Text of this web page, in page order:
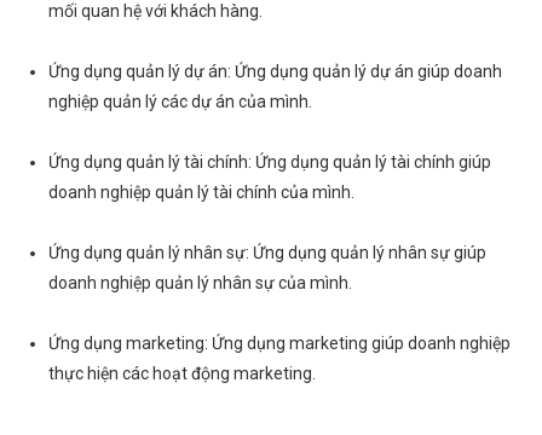
mối quan hệ với khách hàng.
Ứng dụng quản lý dự án: Ứng dụng quản lý dự án giúp doanh
nghiệp quản lý các dự án của mình.
Ứng dụng quản lý tài chính: Ứng dụng quản lý tài chính giúp
doanh nghiệp quản lý tài chính của mình.
Ứng dụng quản lý nhân sự: Ứng dụng quản lý nhân sự giúp
doanh nghiệp quản lý nhân sự của mình.
Ứng dụng marketing: Ứng dụng marketing giúp doanh nghiệp
thực hiện các hoạt động marketing.